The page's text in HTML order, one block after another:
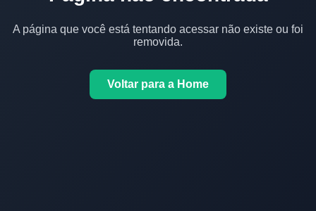
A página que você está tentando acessar não existe ou foi
removida.
Voltar para a Home